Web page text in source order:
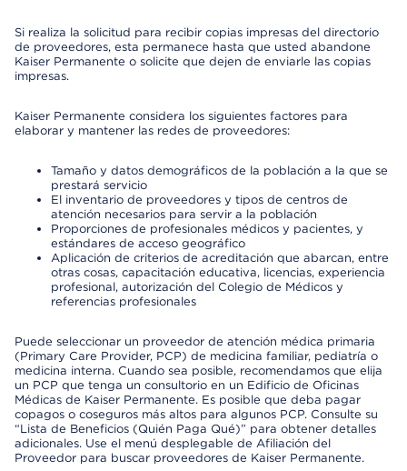
Si realiza la solicitud para recibir copias impresas del directorio
de proveedores, esta permanece hasta que usted abandone
Kaiser Permanente o solicite que dejen de enviarle las copias
impresas.
Kaiser Permanente considera los siguientes factores para
elaborar y mantener las redes de proveedores:
Tamaño y datos demográficos de la población a la que se
prestará servicio
El inventario de proveedores y tipos de centros de
atención necesarios para servir a la población
Proporciones de profesionales médicos y pacientes, y
estándares de acceso geográfico
Aplicación de criterios de acreditación que abarcan, entre
otras cosas, capacitación educativa, licencias, experiencia
profesional, autorización del Colegio de Médicos y
referencias profesionales
Puede seleccionar un proveedor de atención médica primaria
(Primary Care Provider, PCP) de medicina familiar, pediatría o
medicina interna. Cuando sea posible, recomendamos que elija
un PCP que tenga un consultorio en un Edificio de Oficinas
Médicas de Kaiser Permanente. Es posible que deba pagar
copagos o coseguros más altos para algunos PCP. Consulte su
“Lista de Beneficios (Quién Paga Qué)” para obtener detalles
adicionales. Use el menú desplegable de Afiliación del
Proveedor para buscar proveedores de Kaiser Permanente.